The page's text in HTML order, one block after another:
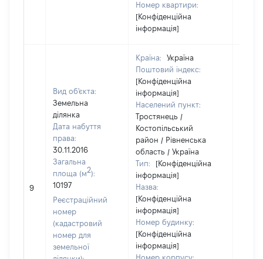
Номер квартири:
[Конфіденційна
інформація]
9
Вид об'єкта:
Земельна
ділянка
Дата набуття
права:
30.11.2016
Загальна
площа (м2):
10197
Реєстраційний
номер
(кадастровий
номер для
земельної
Країна:
Україна
Поштовий індекс:
[Конфіденційна
інформація]
Населений пункт:
Тростянець /
Костопільський
район / Рівненська
область / Україна
Тип:
[Конфіденційна
інформація]
Назва:
[Конфіденційна
інформація]
Номер будинку:
[Конфіденційна
інформація]
Номер корпусу: